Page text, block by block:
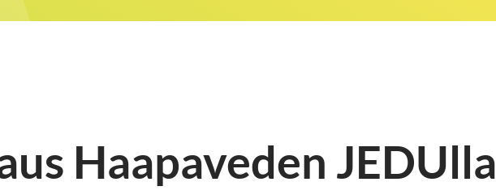
Haapaveden JEDUlla